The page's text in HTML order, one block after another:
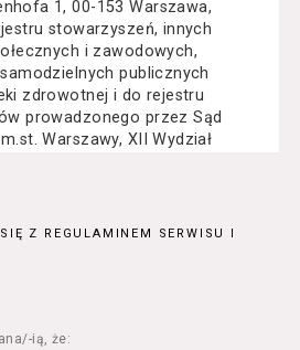
1, 00-153 Warszawa,
stowarzyszeń, innych
i zawodowych,
publicznych
zdrowotnej i do rejestru
prowadzonego przez Sąd
Warszawy, XII Wydział
osoba fizyczna, osoba prawna
nieposiadająca
elektroniczną z
Z REGULAMINEM SERWISU I
ią, że: